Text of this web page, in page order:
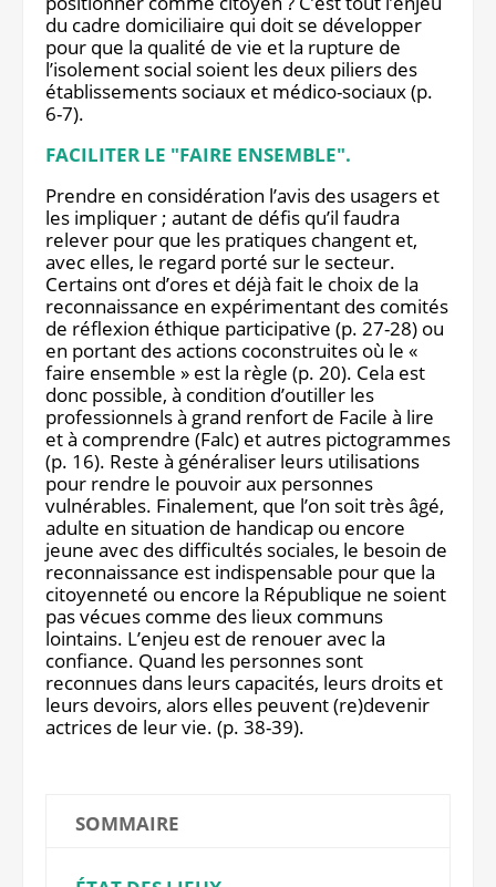
du cadre domiciliaire qui doit se développer
pour que la qualité de vie et la rupture de
l’isolement social soient les deux piliers des
établissements sociaux et médico-sociaux (p.
6-7).
FACILITER LE "FAIRE ENSEMBLE".
Prendre en considération l’avis des usagers et
les impliquer ; autant de défis qu’il faudra
relever pour que les pratiques changent et,
avec elles, le regard porté sur le secteur.
Certains ont d’ores et déjà fait le choix de la
reconnaissance en expérimentant des comités
de réflexion éthique participative (p. 27-28) ou
en portant des actions coconstruites où le «
faire ensemble » est la règle (p. 20). Cela est
donc possible, à condition d’outiller les
professionnels à grand renfort de Facile à lire
et à comprendre (Falc) et autres pictogrammes
(p. 16). Reste à généraliser leurs utilisations
pour rendre le pouvoir aux personnes
vulnérables. Finalement, que l’on soit très âgé,
adulte en situation de handicap ou encore
jeune avec des difficultés sociales, le besoin de
reconnaissance est indispensable pour que la
citoyenneté ou encore la République ne soient
pas vécues comme des lieux communs
lointains. L’enjeu est de renouer avec la
confiance. Quand les personnes sont
reconnues dans leurs capacités, leurs droits et
leurs devoirs, alors elles peuvent (re)devenir
actrices de leur vie. (p. 38-39).
SOMMAIRE